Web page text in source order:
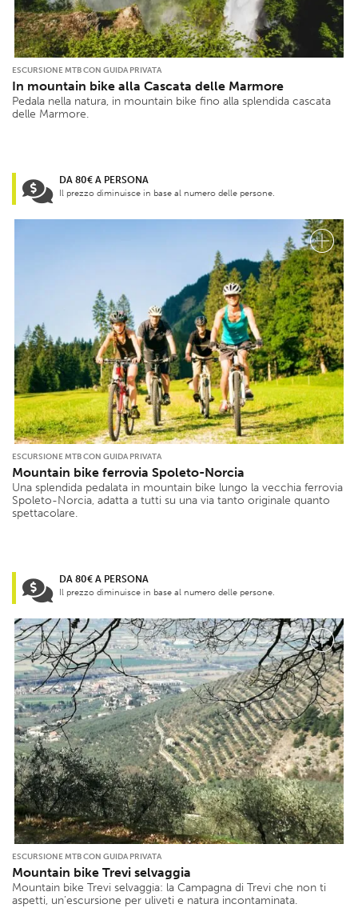
ESCURSIONE MTB CON GUIDA PRIVATA
In mountain bike alla Cascata delle Marmore
Pedala nella natura, in mountain bike fino alla splendida cascata
delle Marmore.
DA 80€ A PERSONA
Il prezzo diminuisce in base al numero delle persone.
ESCURSIONE MTB CON GUIDA PRIVATA
Mountain bike ferrovia Spoleto-Norcia
Una splendida pedalata in mountain bike lungo la vecchia ferrovia
Spoleto-Norcia, adatta a tutti su una via tanto originale quanto
spettacolare.
DA 80€ A PERSONA
Il prezzo diminuisce in base al numero delle persone.
ESCURSIONE MTB CON GUIDA PRIVATA
Mountain bike Trevi selvaggia
Mountain bike Trevi selvaggia: la Campagna di Trevi che non ti
aspetti, un’escursione per uliveti e natura incontaminata.